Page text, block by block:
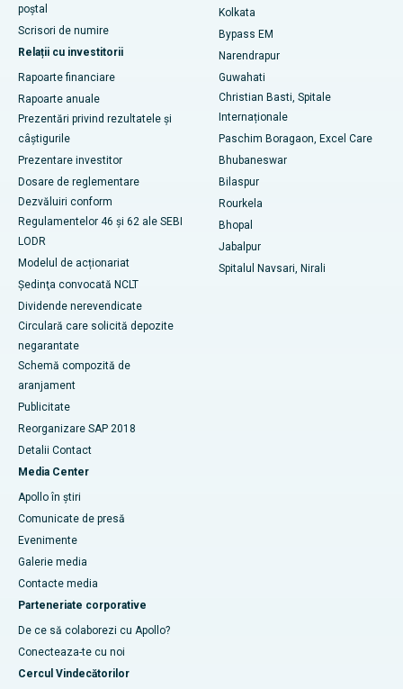
Cel mai bun spital din Jayanagar, Bangalore
Cel mai bun spital din KK Nagar, Madurai
Cel mai bun spital din Ramji Nagar, Nellore
Cel mai bun spital din sectorul 19, Rourkela
Cel mai bun spital din Swargate, Pune
Cel mai bun spital de cancer pentru femei din sudul Delhi
poștal
Scrisori de numire
Relații cu investitorii
Rapoarte financiare
Rapoarte anuale
Prezentări privind rezultatele și
câștigurile
Prezentare investitor
Dosare de reglementare
Dezvăluiri conform
Regulamentelor 46 și 62 ale SEBI
LODR
Modelul de acționariat
Şedinţa convocată NCLT
Dividende nerevendicate
Circulară care solicită depozite
negarantate
Schemă compozită de
aranjament
Publicitate
Reorganizare SAP 2018
Detalii Contact
Media Center
Apollo în știri
Comunicate de presă
Evenimente
Galerie media
Contacte media
Parteneriate corporative
De ce să colaborezi cu Apollo?
Conecteaza-te cu noi
Cercul Vindecătorilor
Kolkata
Bypass EM
Narendrapur
Guwahati
Christian Basti, Spitale
Internaționale
Paschim Boragaon, Excel Care
Bhubaneswar
Bilaspur
Rourkela
Bhopal
Jabalpur
Spitalul Navsari, Nirali